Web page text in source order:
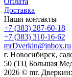
Доставка
Наши контакты
+7 (383) 287-60-18
+7 (383) 310-16-62
mrDverkin@inbox.ru
г. Новосибирск,
50 (ТЦ Большая
2026 © mr.